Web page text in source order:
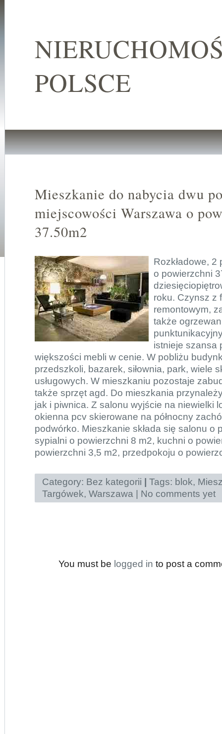
POLSCE
Mieszkanie do nabycia dwu
miejscowości Warszawa o
37.50m2
Rozkładowe,
o powierzchni
roku. Czynsz z
remontowym,
także
istnieje szansa
większości mebli w cenie. W pobliżu
przedszkoli, bazarek, siłownia, park, wiele
usługowych. W mieszkaniu pozostaje
także sprzęt agd. Do mieszkania
jak i piwnica. Z salonu wyjście na niewielki
okienna pcv skierowane na północny
podwórko. Mieszkanie składa się salonu o
sypialni o powierzchni 8 m2, kuchni o
powierzchni 3,5 m2, przedpokoju o
Category: Bez kategorii Tags: blok,
Targówek, Warszawa No comments yet
You must be logged in to post a